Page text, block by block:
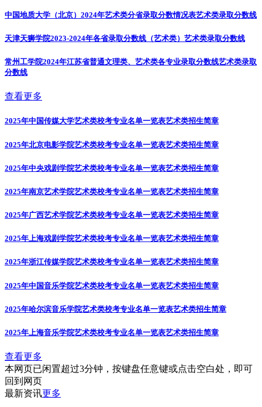
中国地质大学（北京）2024年艺术类分省录取分数情况表艺术类录取分数线
天津天狮学院2023-2024年各省录取分数线（艺术类） 艺术类录取分数线
常州工学院2024年江苏省普通文理类、艺术类各专业录取分数线艺术类录取
分数线
查看更多
2025年中国传媒大学艺术类校考专业名单一览表艺术类招生简章
2025年北京电影学院艺术类校考专业名单一览表艺术类招生简章
2025年中央戏剧学院艺术类校考专业名单一览表艺术类招生简章
2025年南京艺术学院艺术类校考专业名单一览表艺术类招生简章
2025年广西艺术学院艺术类校考专业名单一览表艺术类招生简章
2025年上海戏剧学院艺术类校考专业名单一览表艺术类招生简章
2025年浙江传媒学院艺术类校考专业名单一览表艺术类招生简章
2025年中国音乐学院艺术类校考专业名单一览表艺术类招生简章
2025年哈尔滨音乐学院艺术类校考专业名单一览表艺术类招生简章
2025年上海音乐学院艺术类校考专业名单一览表艺术类招生简章
查看更多
本网页已闲置超过3分钟，按键盘任意键或点击空白处，即可
回到网页
最新资讯更多